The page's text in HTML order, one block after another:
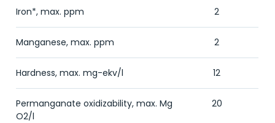
Iron*, max. ppm 2
Manganese, max. ppm 2
Hardness, max. mg-ekv/l 12
Permanganate oxidizability, max. Mg
O2/l
20